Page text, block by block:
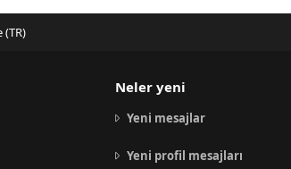
Neler yeni
Yeni mesajlar
Yeni profil mesajları